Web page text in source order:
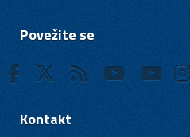
Povežite se
Kontakt